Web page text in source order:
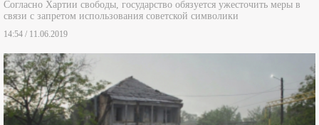
связи с запретом использования советской символики
14:54 / 11.06.2019